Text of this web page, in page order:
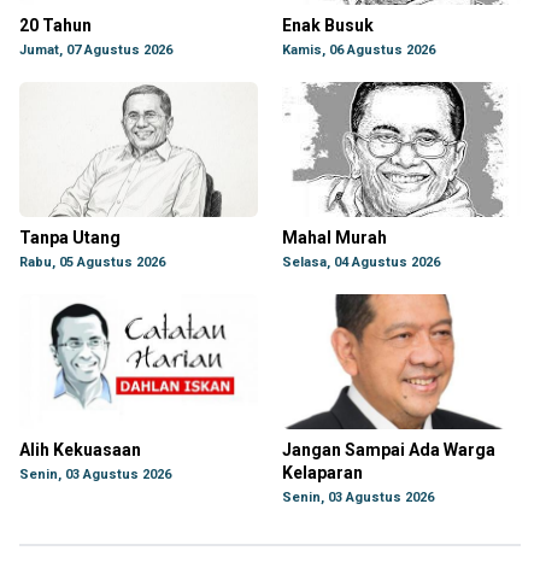
20 Tahun
Jumat, 07 Agustus 2026
Enak Busuk
Kamis, 06 Agustus 2026
Tanpa Utang
Rabu, 05 Agustus 2026
Mahal Murah
Selasa, 04 Agustus 2026
Alih Kekuasaan
Senin, 03 Agustus 2026
Jangan Sampai Ada Warga
Kelaparan
Senin, 03 Agustus 2026